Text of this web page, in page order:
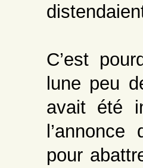
C’est
lune peu
avait été
pour